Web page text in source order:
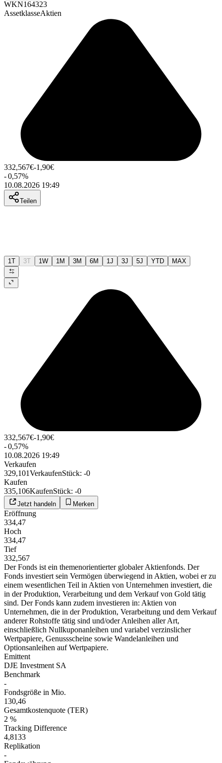
WKN164323
AssetklasseAktien
332,567€-1,90€
-0,57%
10.08.2026 19:49
Teilen
1T 3T 1W 1M 3M 6M 1J 3J 5J YTD MAX
332,567€-1,90€
-0,57%
10.08.2026 19:49
Verkaufen
329,101VerkaufenStück: -0
Kaufen
335,106KaufenStück: -0
Jetzt handeln Merken
Eröffnung
334,47
Hoch
334,47
Tief
332,567
Der Fonds ist ein themenorientierter globaler Aktienfonds. Der
Fonds investiert sein Vermögen überwiegend in Aktien, wobei er zu
einem wesentlichen Teil in Aktien von Unternehmen investiert, die
in der Produktion, Verarbeitung und dem Verkauf von Gold tätig
sind. Der Fonds kann zudem investieren in: Aktien von
Unternehmen, die in der Produktion, Verarbeitung und dem Verkauf
anderer Rohstoffe tätig sind und/oder Anleihen aller Art,
einschließlich Nullkuponanleihen und variabel verzinslicher
Wertpapiere, Genussscheine sowie Wandelanleihen und
Optionsanleihen auf Wertpapiere.
Emittent
DJE Investment SA
Benchmark
-
Fondsgröße in Mio.
130,46
Gesamtkostenquote (TER)
2 %
Tracking Difference
4,8133
Replikation
-